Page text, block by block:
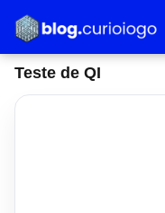
Teste de QI